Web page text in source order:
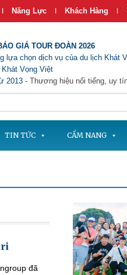
| Năng Lực | Khách Hàng |
GIÁ TOUR ĐOÀN 2026
lựa chọn dịch vụ của du lịch Khát
Vọng Việt
2013 - Thương hiệu nổi tiếng, uy
TIN TỨC CẨM NANG
đã